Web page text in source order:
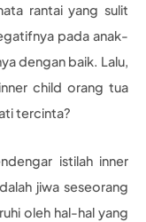
rantai yang sulit
pada anak-
dengan baik. Lalu,
child orang tua
tercinta?
istilah inner
jiwa seseorang
oleh hal-hal yang